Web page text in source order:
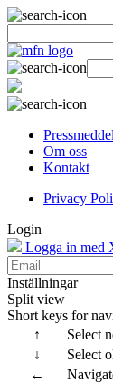
Om oss
Kontakt
Privacy
Login
Logga in med
Inställningar
Split view
Short keys for
↑
Select
↓
Select
←